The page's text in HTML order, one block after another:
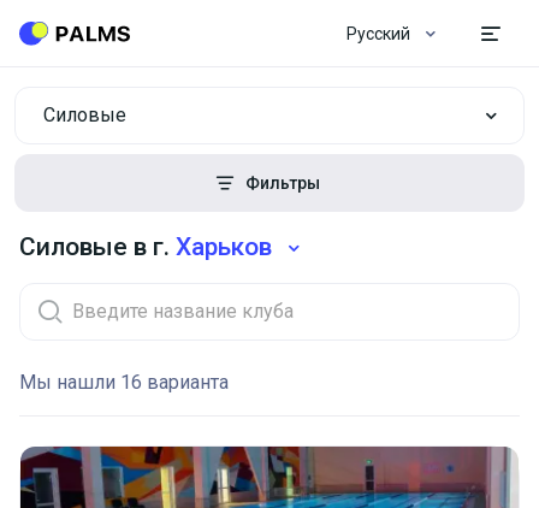
Русский
Силовые
Фильтры
Силовые в г. Харьков
Мы нашли 16 варианта